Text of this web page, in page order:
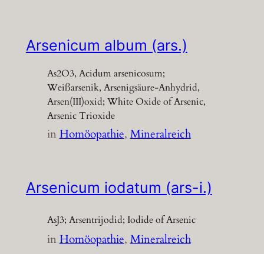
Arsenicum album (ars.)
As2O3, Acidum arsenicosum;
Weißarsenik, Arsenigsäure-Anhydrid,
Arsen(III)oxid; White Oxide of Arsenic,
Arsenic Trioxide
inHomöopathie, Mineralreich
Arsenicum iodatum (ars-i.)
AsJ3; Arsentrijodid; Iodide of Arsenic
inHomöopathie, Mineralreich